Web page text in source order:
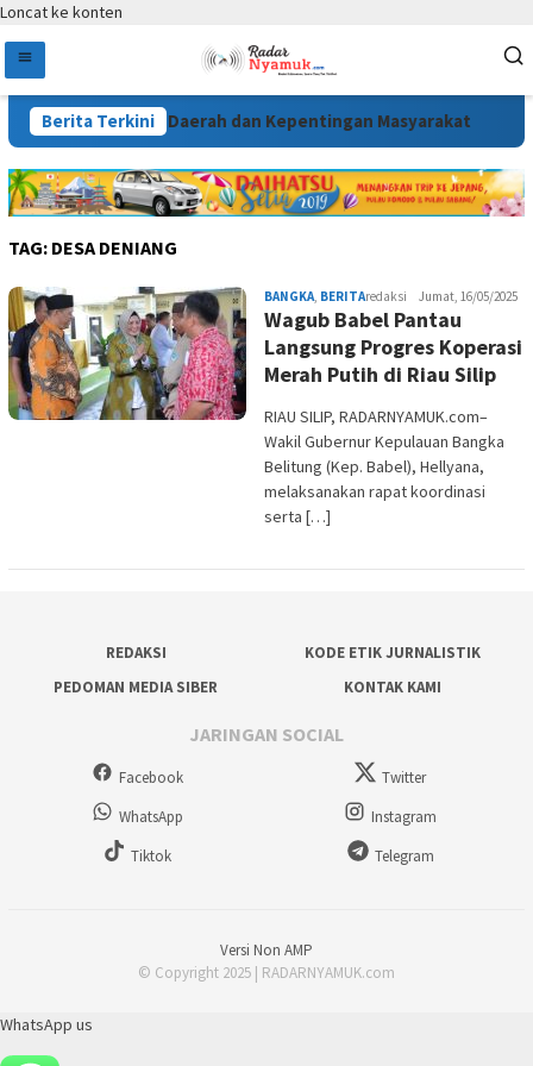
Loncat ke konten
Berita Terkini
Kebutuhan Daerah dan Kepentingan Masyarakat
TAG: DESA DENIANG
BANGKA, BERITAredaksi Jumat, 16/05/2025
Wagub Babel Pantau
Langsung Progres Koperasi
Merah Putih di Riau Silip
RIAU SILIP, RADARNYAMUK.com–
Wakil Gubernur Kepulauan Bangka
Belitung (Kep. Babel), Hellyana,
melaksanakan rapat koordinasi
serta […]
REDAKSI
KODE ETIK JURNALISTIK
PEDOMAN MEDIA SIBER
KONTAK KAMI
JARINGAN SOCIAL
Facebook
Twitter
WhatsApp
Instagram
Tiktok
Telegram
Versi Non AMP
© Copyright 2025 | RADARNYAMUK.com
WhatsApp us